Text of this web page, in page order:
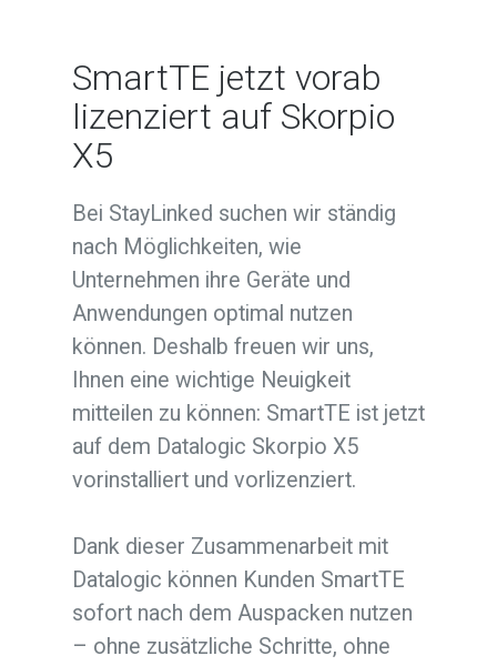
SmartTE jetzt vorab
lizenziert auf Skorpio
X5
Bei StayLinked suchen wir ständig
nach Möglichkeiten, wie
Unternehmen ihre Geräte und
Anwendungen optimal nutzen
können. Deshalb freuen wir uns,
Ihnen eine wichtige Neuigkeit
mitteilen zu können: SmartTE ist jetzt
auf dem Datalogic Skorpio X5
vorinstalliert und vorlizenziert.
Dank dieser Zusammenarbeit mit
Datalogic können Kunden SmartTE
sofort nach dem Auspacken nutzen
– ohne zusätzliche Schritte, ohne